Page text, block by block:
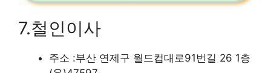
7.철인이사
주소 :부산 연제구 월드컵대로91번길 26 1층